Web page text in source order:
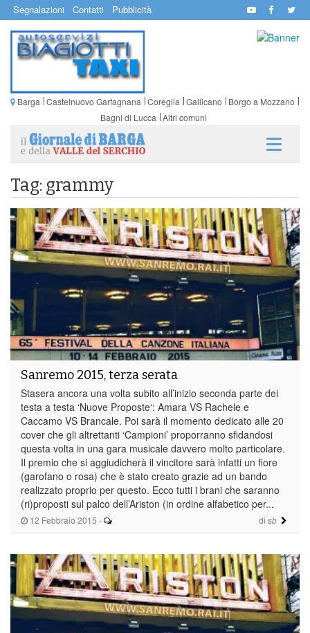
Segnalazioni Contatti Pubblicità
Barga Castelnuovo Garfagnana Coreglia Gallicano
Borgo a Mozzano
Bagni di Lucca Altri comuni
Tag: grammy
12 Febbraio 2015 - di sb
Sanremo 2015, terza serata
Stasera ancora una volta subito all’inizio seconda parte dei
testa a testa ‘Nuove Proposte‘: Amara VS Rachele e
Caccamo VS Brancale. Poi sarà il momento dedicato alle 20
cover che gli altrettanti ‘Campioni’ proporranno sfidandosi
questa volta in una gara musicale davvero molto particolare.
Il premio che si aggiudicherà il vincitore sarà infatti un fiore
(garofano o rosa) che è stato creato grazie ad un bando
realizzato proprio per questo. Ecco tutti i brani che saranno
(ri)proposti sul palco dell’Ariston (in ordine alfabetico per...